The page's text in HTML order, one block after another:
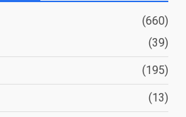
(660)
(39)
(195)
(13)